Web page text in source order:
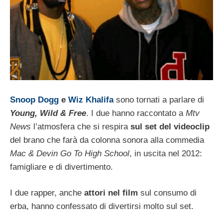
Snoop Dogg e Wiz Khalifasono tornati a parlare di
Young, Wild & Free. I due hanno raccontato a Mtv
News l’atmosfera che si respira sul set del videoclip
del brano che farà da colonna sonora alla commedia
Mac & Devin Go To High School, in uscita nel 2012:
famigliare e di divertimento.
I due rapper, anche attori nel film sul consumo di
erba, hanno confessato di divertirsi molto sul set.